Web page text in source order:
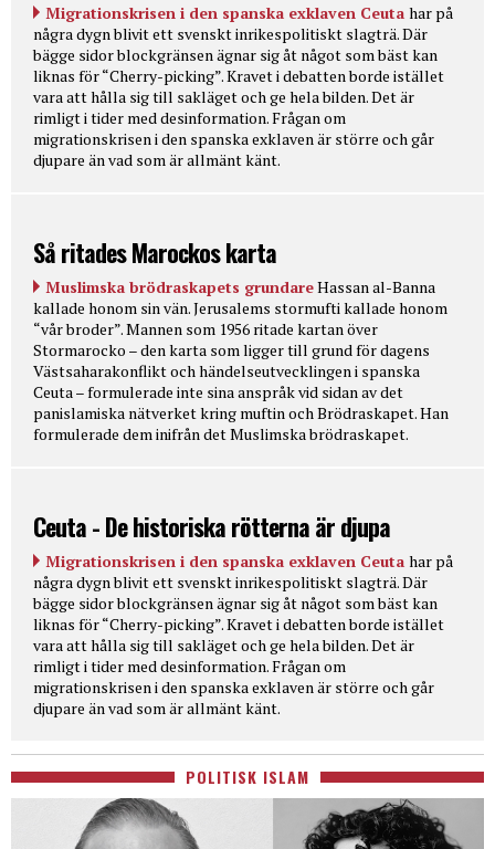
Migrationskrisen i den spanska exklaven Ceuta har på
några dygn blivit ett svenskt inrikespolitiskt slagträ. Där
bägge sidor blockgränsen ägnar sig åt något som bäst kan
liknas för “Cherry-picking”. Kravet i debatten borde istället
vara att hålla sig till sakläget och ge hela bilden. Det är
rimligt i tider med desinformation. Frågan om
migrationskrisen i den spanska exklaven är större och går
djupare än vad som är allmänt känt.
Så ritades Marockos karta
Muslimska brödraskapets grundareHassan al-Banna
kallade honom sin vän. Jerusalems stormufti kallade honom
“vår broder”. Mannen som 1956 ritade kartan över
Stormarocko – den karta som ligger till grund för dagens
Västsaharakonflikt och händelseutvecklingen i spanska
Ceuta – formulerade inte sina anspråk vid sidan av det
panislamiska nätverket kring muftin och Brödraskapet. Han
formulerade dem inifrån det Muslimska brödraskapet.
Ceuta - De historiska rötterna är djupa
Migrationskrisen i den spanska exklaven Ceuta har på
några dygn blivit ett svenskt inrikespolitiskt slagträ. Där
bägge sidor blockgränsen ägnar sig åt något som bäst kan
liknas för “Cherry-picking”. Kravet i debatten borde istället
vara att hålla sig till sakläget och ge hela bilden. Det är
rimligt i tider med desinformation. Frågan om
migrationskrisen i den spanska exklaven är större och går
djupare än vad som är allmänt känt.
POLITISK ISLAM